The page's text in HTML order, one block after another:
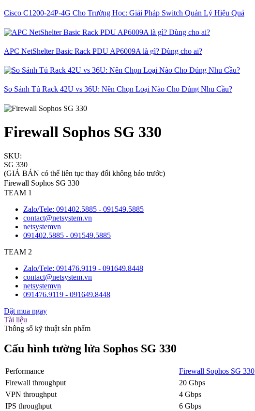
Cisco C1200-24P-4G Cho Trường Học: Giải Pháp Switch Quản Lý Hiệu Quả
APC NetShelter Basic Rack PDU AP6009A là gì? Dùng cho ai?
So Sánh Tủ Rack 42U vs 36U: Nên Chọn Loại Nào Cho Đúng Nhu Cầu?
Firewall Sophos SG 330
SKU:
SG 330
(GIÁ BÁN có thể liên tục thay đổi không báo trước)
Firewall Sophos SG 330
TEAM 1
Zalo/Tele: 091402.5885 - 091549.5885
contact@netsystem.vn
netsystemvn
091402.5885 - 091549.5885
TEAM 2
Zalo/Tele: 091476.9119 - 091649.8448
contact@netsystem.vn
netsystemvn
091476.9119 - 091649.8448
Đặt mua ngay
Tài liệu
Thông số kỹ thuật sản phẩm
Cấu hình tường lửa Sophos SG 330
Performance
Firewall Sophos SG 330
Firewall throughput
20 Gbps
VPN throughput
4 Gbps
IPS throughput
6 Gbps